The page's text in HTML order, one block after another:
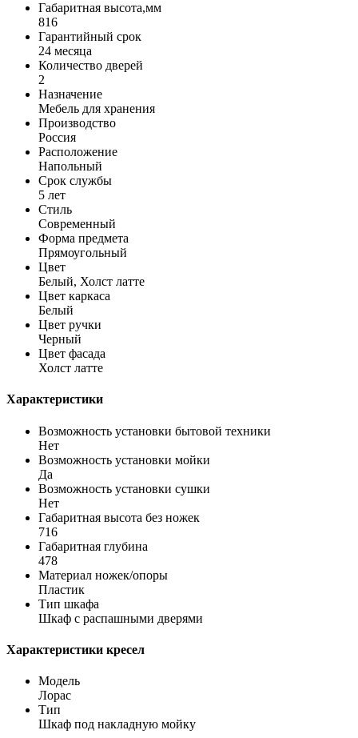
Габаритная высота,мм
816
Гарантийный срок
24 месяца
Количество дверей
2
Назначение
Мебель для хранения
Производство
Россия
Расположение
Напольный
Срок службы
5 лет
Стиль
Современный
Форма предмета
Прямоугольный
Цвет
Белый, Холст латте
Цвет каркаса
Белый
Цвет ручки
Черный
Цвет фасада
Холст латте
Характеристики
Возможность установки бытовой техники
Нет
Возможность установки мойки
Да
Возможность установки сушки
Нет
Габаритная высота без ножек
716
Габаритная глубина
478
Материал ножек/опоры
Пластик
Тип шкафа
Шкаф с распашными дверями
Характеристики кресел
Модель
Лорас
Тип
Шкаф под накладную мойку